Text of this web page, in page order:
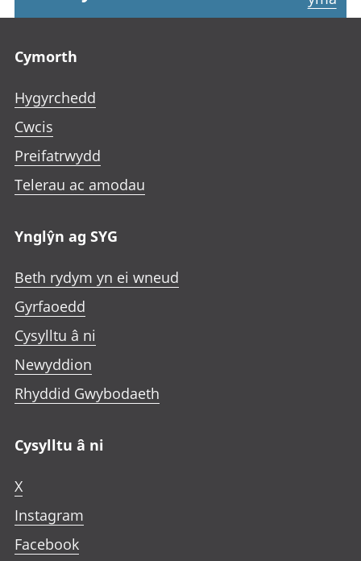
Cymorth
Hygyrchedd
Cwcis
Preifatrwydd
Telerau ac amodau
Ynglŷn ag SYG
Beth rydym yn ei wneud
Gyrfaoedd
Cysylltu â ni
Newyddion
Rhyddid Gwybodaeth
Cysylltu â ni
X
Instagram
Facebook